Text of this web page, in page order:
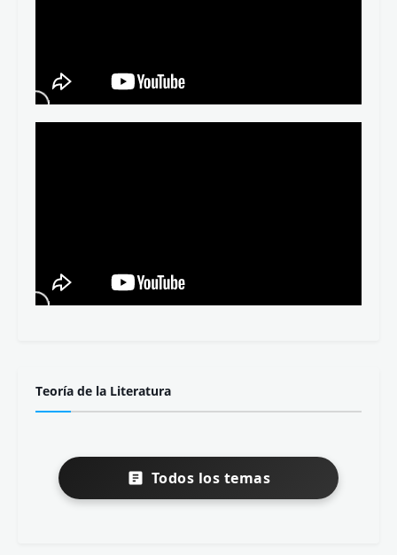
Teoría de la Literatura
Todos los temas